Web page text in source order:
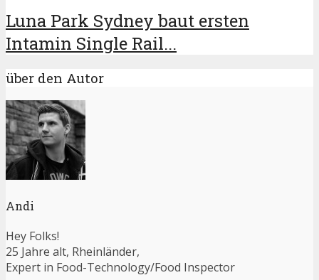
Luna Park Sydney baut ersten
Intamin Single Rail...
über den Autor
Andi
Hey Folks!
25 Jahre alt, Rheinländer,
Expert in Food-Technology/Food Inspector